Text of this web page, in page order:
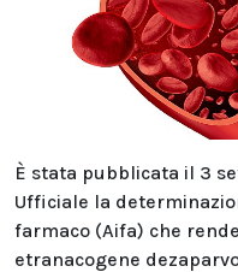
È stata pubblicata il 3
Ufficiale la
farmaco (Aifa) che
etranacogene